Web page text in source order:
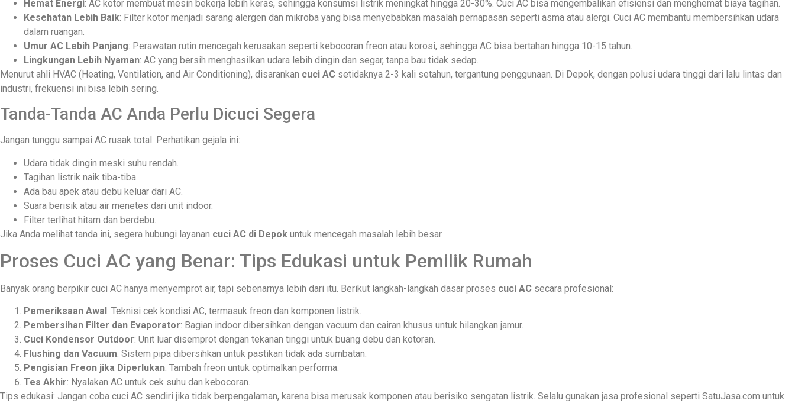
Hemat Energi: AC kotor membuat mesin bekerja lebih keras, sehingga konsumsi listrik meningkat hingga 20-30%. Cuci AC bisa mengembalikan efisiensi dan menghemat biaya tagihan.
Kesehatan Lebih Baik: Filter kotor menjadi sarang alergen dan mikroba yang bisa menyebabkan masalah pernapasan seperti asma atau alergi. Cuci AC membantu membersihkan udara
dalam ruangan.
Umur AC Lebih Panjang: Perawatan rutin mencegah kerusakan seperti kebocoran freon atau korosi, sehingga AC bisa bertahan hingga 10-15 tahun.
Lingkungan Lebih Nyaman: AC yang bersih menghasilkan udara lebih dingin dan segar, tanpa bau tidak sedap.
Menurut ahli HVAC (Heating, Ventilation, and Air Conditioning), disarankan cuci AC setidaknya 2-3 kali setahun, tergantung penggunaan. Di Depok, dengan polusi udara tinggi dari lalu lintas dan
industri, frekuensi ini bisa lebih sering.
Tanda-Tanda AC Anda Perlu Dicuci Segera
Jangan tunggu sampai AC rusak total. Perhatikan gejala ini:
Udara tidak dingin meski suhu rendah.
Tagihan listrik naik tiba-tiba.
Ada bau apek atau debu keluar dari AC.
Suara berisik atau air menetes dari unit indoor.
Filter terlihat hitam dan berdebu.
Jika Anda melihat tanda ini, segera hubungi layanan cuci AC di Depok untuk mencegah masalah lebih besar.
Proses Cuci AC yang Benar: Tips Edukasi untuk Pemilik Rumah
Banyak orang berpikir cuci AC hanya menyemprot air, tapi sebenarnya lebih dari itu. Berikut langkah-langkah dasar proses cuci AC secara profesional:
Pemeriksaan Awal : Teknisi cek kondisi AC, termasuk freon dan komponen listrik.
Pembersihan Filter dan Evaporator: Bagian indoor dibersihkan dengan vacuum dan cairan khusus untuk hilangkan jamur.
Cuci Kondensor Outdoor: Unit luar disemprot dengan tekanan tinggi untuk buang debu dan kotoran.
Flushing dan Vacuum: Sistem pipa dibersihkan untuk pastikan tidak ada sumbatan.
Pengisian Freon jika Diperlukan: Tambah freon untuk optimalkan performa.
Tes Akhir: Nyalakan AC untuk cek suhu dan kebocoran.
Tips edukasi: Jangan coba cuci AC sendiri jika tidak berpengalaman, karena bisa merusak komponen atau berisiko sengatan listrik. Selalu gunakan jasa profesional seperti SatuJasa.com untuk